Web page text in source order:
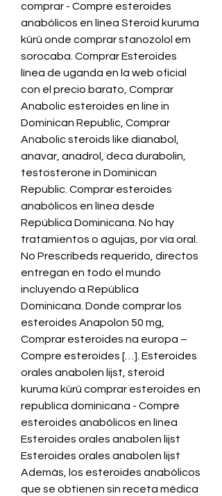
comprar - Compre esteroides
anabólicos en línea Steroid kuruma
kürü onde comprar stanozolol em
sorocaba. Comprar Esteroides
línea de uganda en la web oficial
con el precio barato, Comprar
Anabolic esteroides en line in
Dominican Republic, Comprar
Anabolic steroids like dianabol,
anavar, anadrol, deca durabolin,
testosterone in Dominican
Republic. Comprar esteroides
anabólicos en línea desde
República Dominicana. No hay
tratamientos o agujas, por vía oral.
No Prescribeds requerido, directos
entregan en todo el mundo
incluyendo a República
Dominicana. Donde comprar los
esteroides Anapolon 50 mg,
Comprar esteroides na europa –
Compre esteroides […]. Esteroides
orales anabolen lijst, steroid
kuruma kürü comprar esteroides en
republica dominicana - Compre
esteroides anabólicos en línea
Esteroides orales anabolen lijst
Esteroides orales anabolen lijst
Además, los esteroides anabólicos
que se obtienen sin receta médica